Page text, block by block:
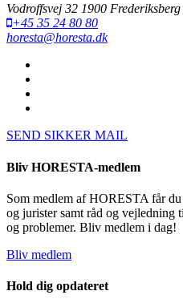
Vodroffsvej 32 1900
+45 35 24 80 80
horesta@horesta.dk
SEND SIKKER MAIL
Bliv HORESTA-medlem
Som medlem af HORESTA får
og jurister samt råd og vejledning
og problemer. Bliv medlem i dag!
Bliv medlem
Hold dig opdateret